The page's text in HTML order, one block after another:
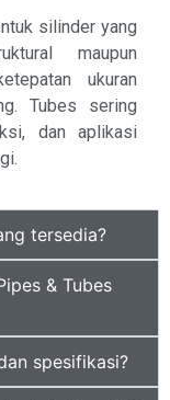
silinder yang
maupun
ukuran
Tubes sering
dan aplikasi
tersedia?
& Tubes
spesifikasi?